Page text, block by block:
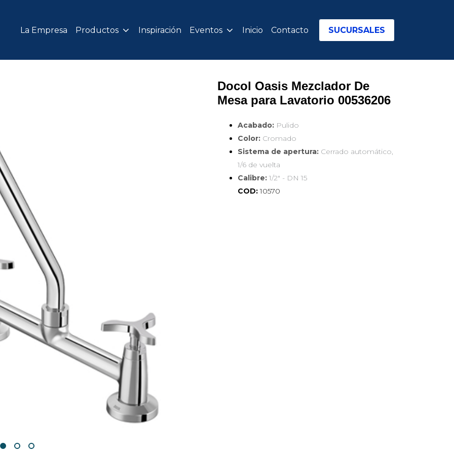
La Empresa Productos Inspiración Eventos Inicio Contacto SUCURSALES
Docol Oasis Mezclador De
Mesa para Lavatorio 00536206
Acabado: Pulido
Color: Cromado
Sistema de apertura: Cerrado automático,
1/6 de vuelta
Calibre: 1/2" - DN 15
COD:10570